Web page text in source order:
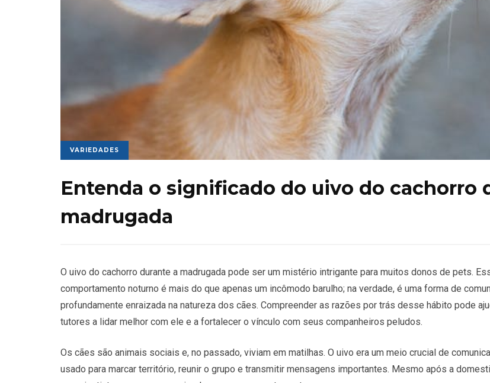
VARIEDADES
Entenda o significado do uivo do cachorro
madrugada
O uivo do cachorro durante a madrugada pode ser um mistério intrigante para muitos donos de pets.
comportamento noturno é mais do que apenas um incômodo barulho; na verdade, é uma forma de
profundamente enraizada na natureza dos cães. Compreender as razões por trás desse hábito pode
tutores a lidar melhor com ele e a fortalecer o vínculo com seus companheiros peludos.
Os cães são animais sociais e, no passado, viviam em matilhas. O uivo era um meio crucial de
usado para marcar território, reunir o grupo e transmitir mensagens importantes. Mesmo após a